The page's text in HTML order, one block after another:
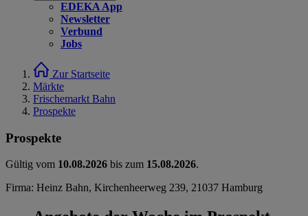
EDEKA App
Newsletter
Verbund
Jobs
Zur Startseite
Märkte
Frischemarkt Bahn
Prospekte
Prospekte
Gültig vom 10.08.2026 bis zum 15.08.2026.
Firma: Heinz Bahn, Kirchenheerweg 239, 21037 Hamburg